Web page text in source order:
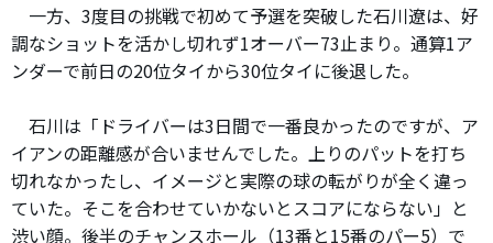
一方、3度目の挑戦で初めて予選を突破した石川遼は、好
調なショットを活かし切れず1オーバー73止まり。通算1ア
ンダーで前日の20位タイから30位タイに後退した。
石川は「ドライバーは3日間で一番良かったのですが、ア
イアンの距離感が合いませんでした。上りのパットを打ち
切れなかったし、イメージと実際の球の転がりが全く違っ
ていた。そこを合わせていかないとスコアにならない」と
渋い顔。後半のチャンスホール（13番と15番のパー5）で